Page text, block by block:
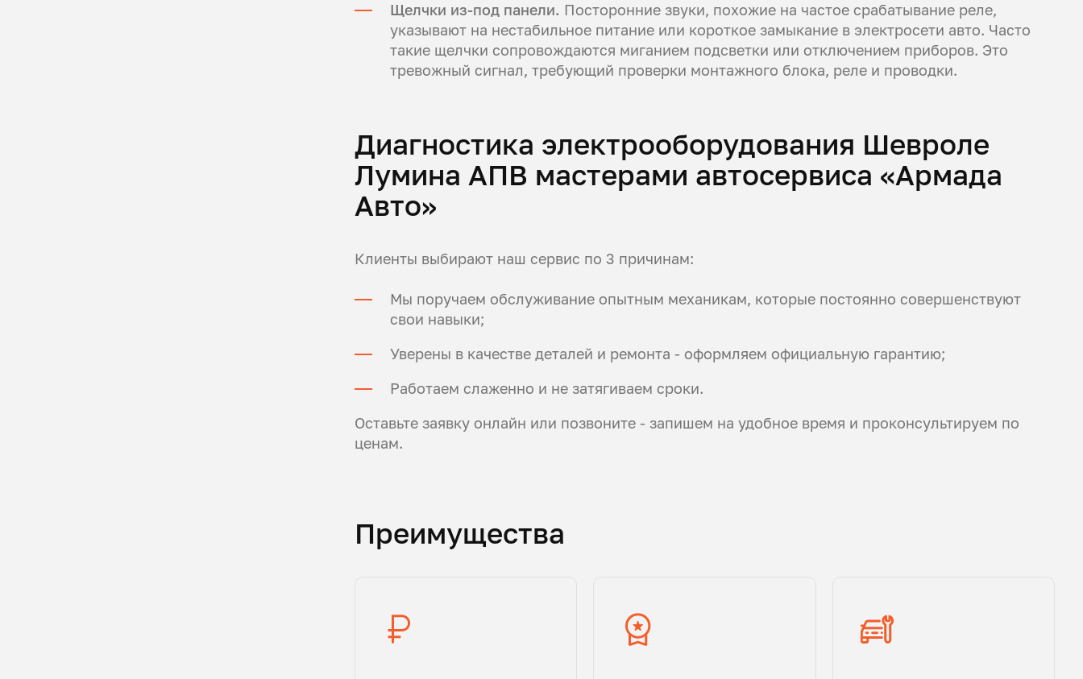
Щелчки из-под панели. Посторонние звуки, похожие на частое срабатывание реле,
указывают на нестабильное питание или короткое замыкание в электросети авто. Часто
такие щелчки сопровождаются миганием подсветки или отключением приборов. Это
тревожный сигнал, требующий проверки монтажного блока, реле и проводки.
Диагностика электрооборудования Шевроле
Лумина АПВ мастерами автосервиса «Армада
Авто»
Клиенты выбирают наш сервис по 3 причинам:
Мы поручаем обслуживание опытным механикам, которые постоянно совершенствуют
свои навыки;
Уверены в качестве деталей и ремонта - оформляем официальную гарантию;
Работаем слаженно и не затягиваем сроки.
Оставьте заявку онлайн или позвоните - запишем на удобное время и проконсультируем по
ценам.
Преимущества